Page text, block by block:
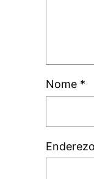
Nome *